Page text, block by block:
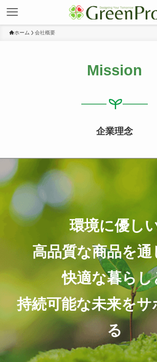
ホーム 会社概要
Mission
企業理念
環境に優し
高品質な商品を通
快適な暮らし
持続可能な未来をサ
る